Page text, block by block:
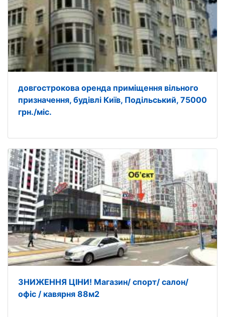
довгострокова оренда приміщення вільного
призначення, будівлі Київ, Подільський, 75000
грн./міс.
ЗНИЖЕННЯ ЦІНИ! Магазин/ спорт/ салон/
офіс / кавярня 88м2